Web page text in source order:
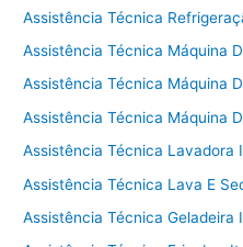
Assistência Técnica
Assistência Técnica Máquina
Assistência Técnica Máquina
Assistência Técnica Máquina
Assistência Técnica Lavadora
Assistência Técnica Lava E
Assistência Técnica Geladeira